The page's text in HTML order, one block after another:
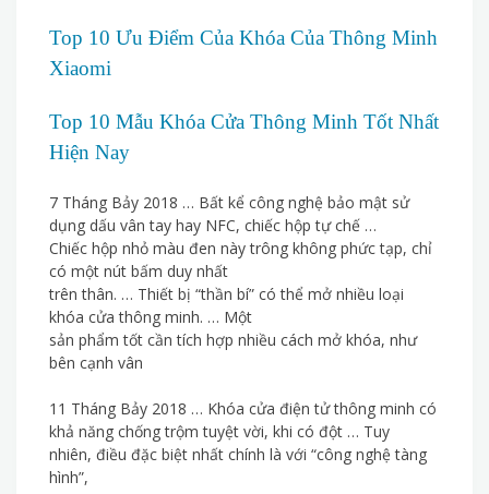
Top 10 Ưu Điểm Của Khóa Của Thông Minh
Xiaomi
Top 10 Mẫu Khóa Cửa Thông Minh Tốt Nhất
Hiện Nay
7 Tháng Bảy 2018 … Bất kể công nghệ bảo mật sử
dụng dấu vân tay hay NFC, chiếc hộp tự chế …
Chiếc hộp nhỏ màu đen này trông không phức tạp, chỉ
có một nút bấm duy nhất
trên thân. … Thiết bị “thần bí” có thể mở nhiều loại
khóa cửa thông minh. … Một
sản phẩm tốt cần tích hợp nhiều cách mở khóa, như
bên cạnh vân
11 Tháng Bảy 2018 … Khóa cửa điện tử thông minh có
khả năng chống trộm tuyệt vời, khi có đột … Tuy
nhiên, điều đặc biệt nhất chính là với “công nghệ tàng
hình”,